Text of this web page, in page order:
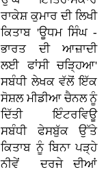
ਰਾਕੇਸ਼ ਕੁਮਾਰ ਦੀ ਲਿਖੀ
ਕਿਤਾਬ 'ਊਧਮ ਸਿੰਘ -
ਭਾਰਤ ਦੀ ਆਜ਼ਾਦੀ
ਲਈ ਫਾਂਸੀ ਚੜ੍ਹਿਆ'
ਸਬੰਧੀ ਲੇਖਕ ਵੱਲੋਂ ਇੱਕ
ਸੋਸ਼ਲ ਮੀਡੀਆ ਚੈਨਲ ਨੂੰ
ਦਿੱਤੀ ਇੰਟਰਵਿਊ
ਸਬੰਧੀ ਫੇਸਬੁੱਕ ਉੱਤੇ
ਕਿਤਾਬ ਨੂੰ ਬਿਨਾ ਪੜ੍ਹੇ
ਨੀਵੇਂ ਦਰਜੇ ਦੀਆਂ